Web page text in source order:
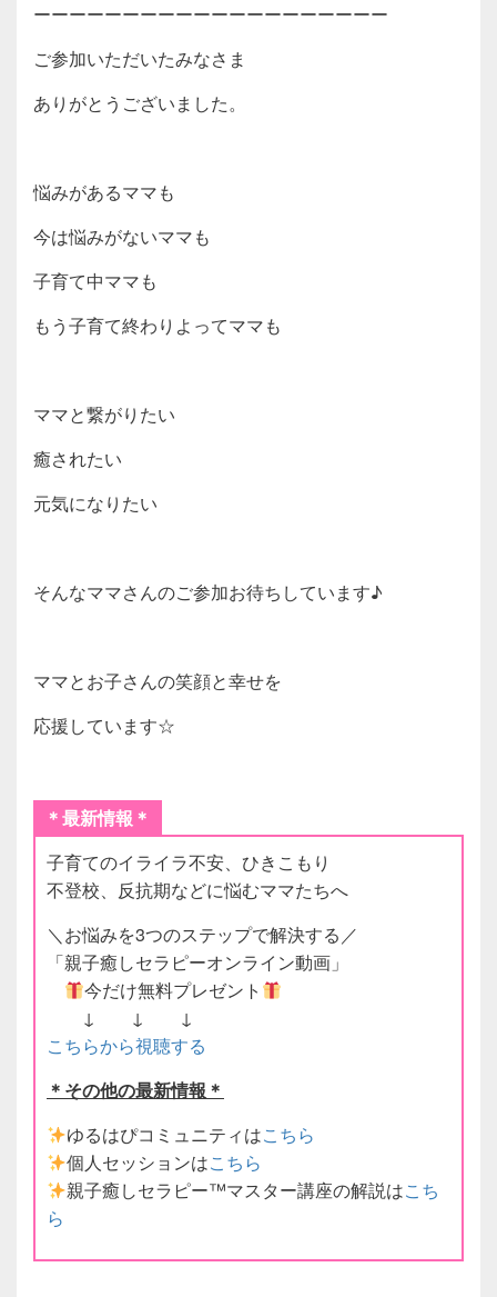
ーーーーーーーーーーーーーーーーーーーー
ご参加いただいたみなさま
ありがとうございました。
悩みがあるママも
今は悩みがないママも
子育て中ママも
もう子育て終わりよってママも
ママと繋がりたい
癒されたい
元気になりたい
そんなママさんのご参加お待ちしています♪
ママとお子さんの笑顔と幸せを
応援しています☆
＊最新情報＊
子育てのイライラ不安、ひきこもり
不登校、反抗期などに悩むママたちへ
＼お悩みを3つのステップで解決する／
「親子癒しセラピーオンライン動画」
今だけ無料プレゼント
↓ ↓ ↓
こちらから視聴する
＊その他の最新情報＊
ゆるはぴコミュニティはこちら
個人セッションはこちら
親子癒しセラピー™️マスター講座の解説はこち
ら